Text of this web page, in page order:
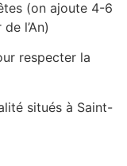
(on ajoute 4-6
l’An)
respecter la
situés à Saint-